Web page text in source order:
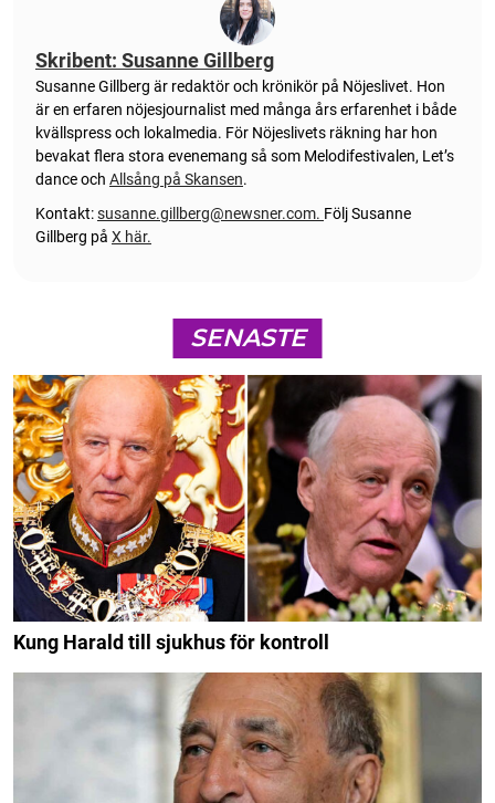
Skribent: Susanne Gillberg
Susanne Gillberg är redaktör och krönikör på Nöjeslivet. Hon
är en erfaren nöjesjournalist med många års erfarenhet i både
kvällspress och lokalmedia. För Nöjeslivets räkning har hon
bevakat flera stora evenemang så som Melodifestivalen, Let’s
dance och Allsång på Skansen.
Kontakt:susanne.gillberg@newsner.com. Följ Susanne
Gillberg på X här.
SENASTE
Kung Harald till sjukhus för kontroll